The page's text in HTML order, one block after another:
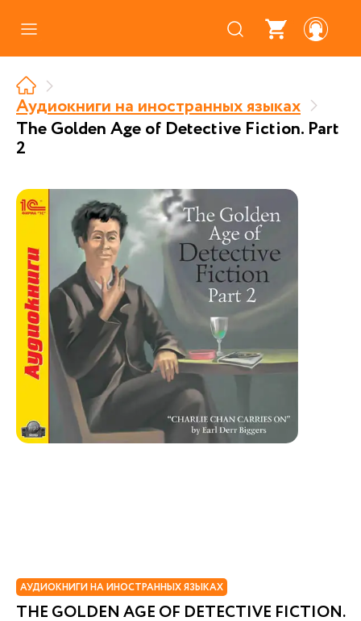
Где купить
Про аудиокниги
Партнерам
Аудиокниги на иностранных языках
The Golden Age of Detective Fiction. Part
2
АУДИОКНИГИ НА ИНОСТРАННЫХ ЯЗЫКАХ
THE GOLDEN AGE OF DETECTIVE FICTION.